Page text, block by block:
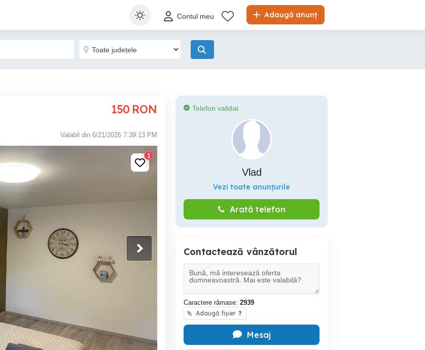
Adaugă anunț
Contul meu
150 RON
Valabil din 6/21/2026 7:39:13 PM
1
Telefon validat
Vlad
Vezi toate anunțurile
Arată telefon
Contactează vânzătorul
Caractere rămase: 2939
Adaugă fișier ?
Mesaj